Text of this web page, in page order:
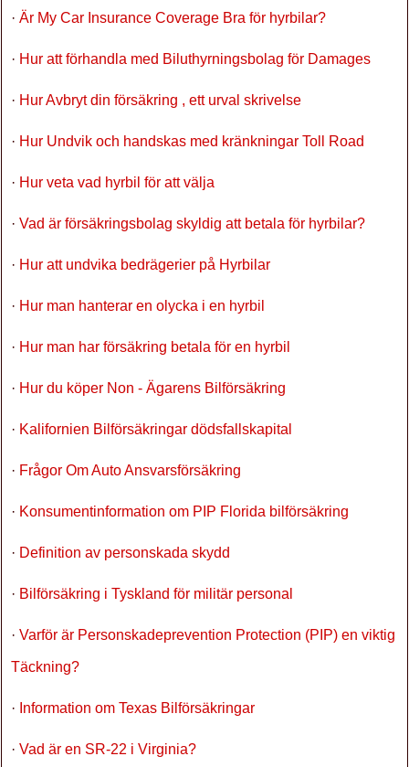
· Är My Car Insurance Coverage Bra för hyrbilar?
· Hur att förhandla med Biluthyrningsbolag för Damages
· Hur Avbryt din försäkring , ett urval skrivelse
· Hur Undvik och handskas med kränkningar Toll Road
· Hur veta vad hyrbil för att välja
· Vad är försäkringsbolag skyldig att betala för hyrbilar?
· Hur att undvika bedrägerier på Hyrbilar
· Hur man hanterar en olycka i en hyrbil
· Hur man har försäkring betala för en hyrbil
· Hur du köper Non - Ägarens Bilförsäkring
· Kalifornien Bilförsäkringar dödsfallskapital
· Frågor Om Auto Ansvarsförsäkring
· Konsumentinformation om PIP Florida bilförsäkring
· Definition av personskada skydd
· Bilförsäkring i Tyskland för militär personal
· Varför är Personskadeprevention Protection (PIP) en viktig
Täckning?
· Information om Texas Bilförsäkringar
· Vad är en SR-22 i Virginia?